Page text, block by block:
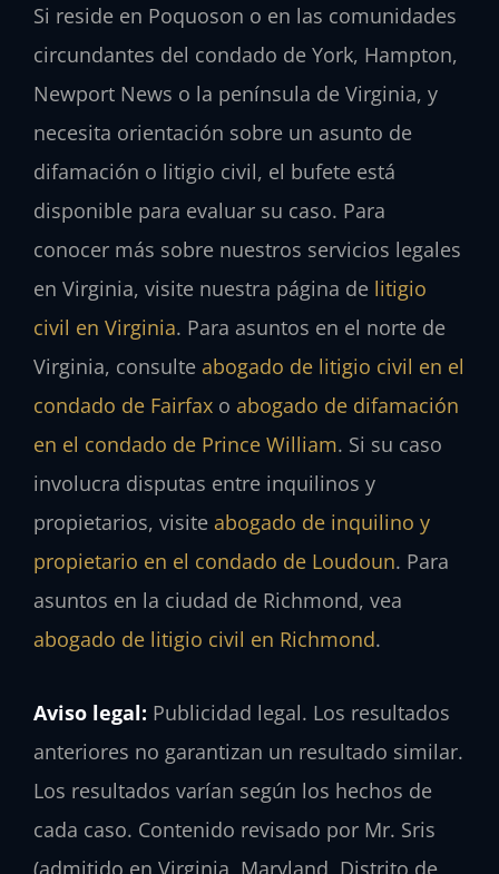
Si reside en Poquoson o en las comunidades
circundantes del condado de York, Hampton,
Newport News o la península de Virginia, y
necesita orientación sobre un asunto de
difamación o litigio civil, el bufete está
disponible para evaluar su caso. Para
conocer más sobre nuestros servicios legales
en Virginia, visite nuestra página de litigio
civil en Virginia. Para asuntos en el norte de
Virginia, consulte abogado de litigio civil en el
condado de Fairfax o abogado de difamación
en el condado de Prince William. Si su caso
involucra disputas entre inquilinos y
propietarios, visite abogado de inquilino y
propietario en el condado de Loudoun. Para
asuntos en la ciudad de Richmond, vea
abogado de litigio civil en Richmond.
Aviso legal: Publicidad legal. Los resultados
anteriores no garantizan un resultado similar.
Los resultados varían según los hechos de
cada caso. Contenido revisado por Mr. Sris
(admitido en Virginia, Maryland, Distrito de